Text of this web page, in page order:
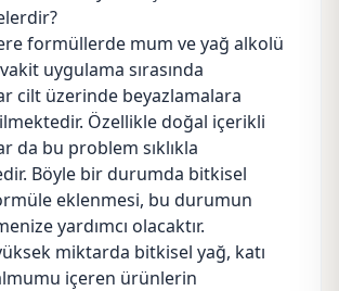
formüllerde mum ve yağ alkolü
vakit uygulama sırasında
cilt üzerinde beyazlamalara
Özellikle doğal içerikli
da bu problem sıklıkla
Böyle bir durumda bitkisel
eklenmesi, bu durumun
yardımcı olacaktır.
miktarda bitkisel yağ, katı
içeren ürünlerin